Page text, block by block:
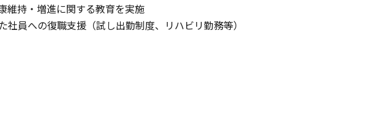
維持・増進に関する教育を実施
社員への復職支援（試し出勤制度、リハビリ勤務等）